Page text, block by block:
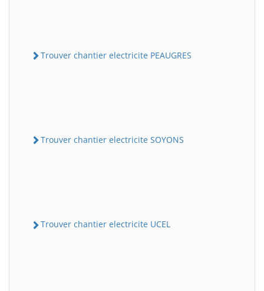
Trouver chantier electricite PEAUGRES
Trouver chantier electricite SOYONS
Trouver chantier electricite UCEL